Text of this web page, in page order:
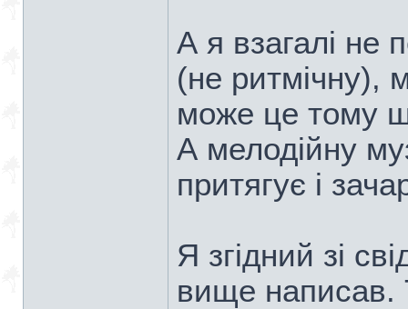
А я взагалі не
(не ритмічну),
може це тому
А мелодійну
притягує і
Я згідний зі
вище написав.